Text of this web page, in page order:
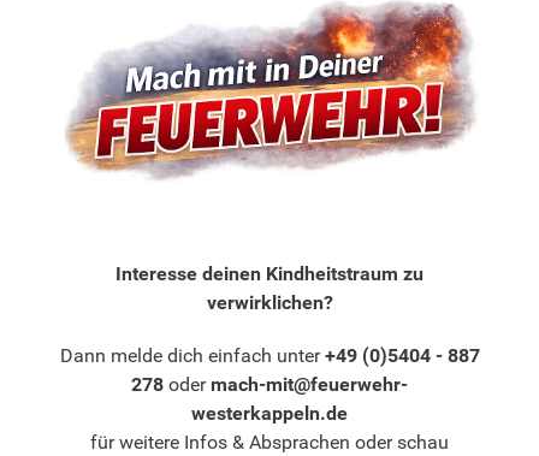
Interesse deinen Kindheitstraum zu
verwirklichen?
Dann melde dich einfach unter+49 (0)5404 - 887
278 odermach-mit@feuerwehr-
westerkappeln.de
für weitere Infos & Absprachen oder schau